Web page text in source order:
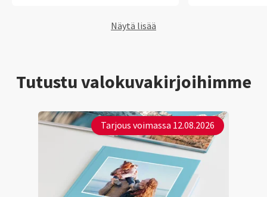
Näytä lisää
Tutustu valokuvakirjoihimme
Tarjous voimassa 12.08.2026